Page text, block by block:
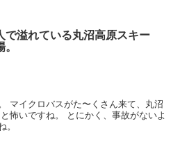
で溢れている丸沼高原スキー
。
マイクロバスがた〜くさん来て、丸沼
怖いですね。 とにかく、事故がないよ
。